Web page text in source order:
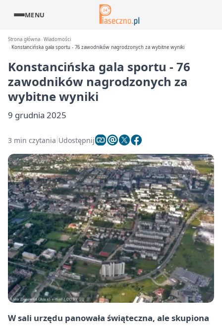
MENU
Strona główna Wiadomości
Konstancińska gala sportu - 76 zawodników nagrodzonych za wybitne wyniki
Konstancińska gala sportu - 76
zawodników nagrodzonych za
wybitne wyniki
9 grudnia 2025
3 min czytania Udostępnij
W sali urzędu panowała świąteczna, ale skupiona